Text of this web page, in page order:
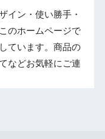
イン・使い勝手・
のホームページで
ています。商品の
などお気軽にご連